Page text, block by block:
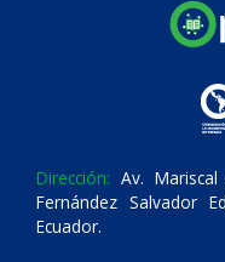
Dirección: Av.
Fernández Salvador
Ecuador.